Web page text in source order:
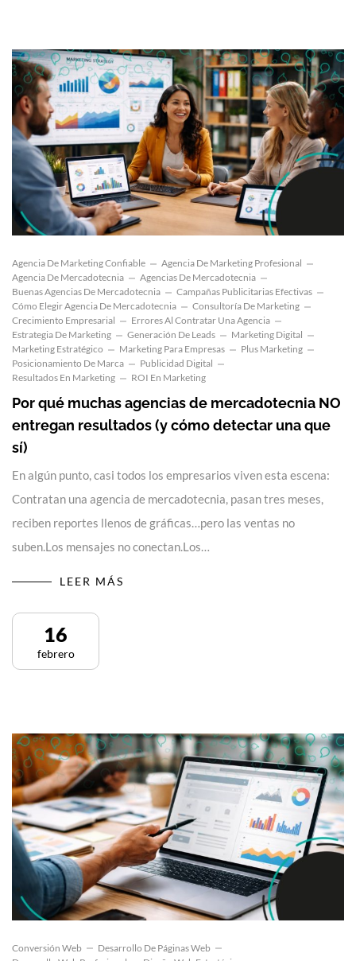
Agencia De Marketing Confiable
Agencia De Marketing Profesional
Agencia De Mercadotecnia
Agencias De Mercadotecnia
Buenas Agencias De Mercadotecnia
Campañas Publicitarias Efectivas
Cómo Elegir Agencia De Mercadotecnia
Consultoría De Marketing
Crecimiento Empresarial
Errores Al Contratar Una Agencia
Estrategia De Marketing
Generación De Leads
Marketing Digital
Marketing Estratégico
Marketing Para Empresas
Plus Marketing
Posicionamiento De Marca
Publicidad Digital
Resultados En Marketing
ROI En Marketing
Por qué muchas agencias de mercadotecnia NO
entregan resultados (y cómo detectar una que
sí)
En algún punto, casi todos los empresarios viven esta escena:
Contratan una agencia de mercadotecnia, pasan tres meses,
reciben reportes llenos de gráficas…pero las ventas no
suben.Los mensajes no conectan.Los…
LEER MÁS
16
febrero
Conversión Web
Desarrollo De Páginas Web